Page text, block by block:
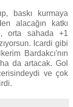
baskı kurmaya
alacağın katkı
orta sahada +1
Icardi gibi
Bardakcı'nın
da artacak. Gol
ve çok